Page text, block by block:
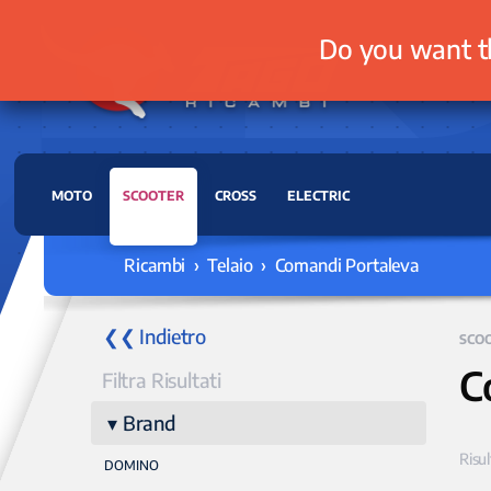
MOTO SCOOTER CROSS ELECTRIC
Ricambi › Telaio › Comandi Portaleva
❮❮ Indietro
Filtra Risultati
Brand
DOMINO
Do you want